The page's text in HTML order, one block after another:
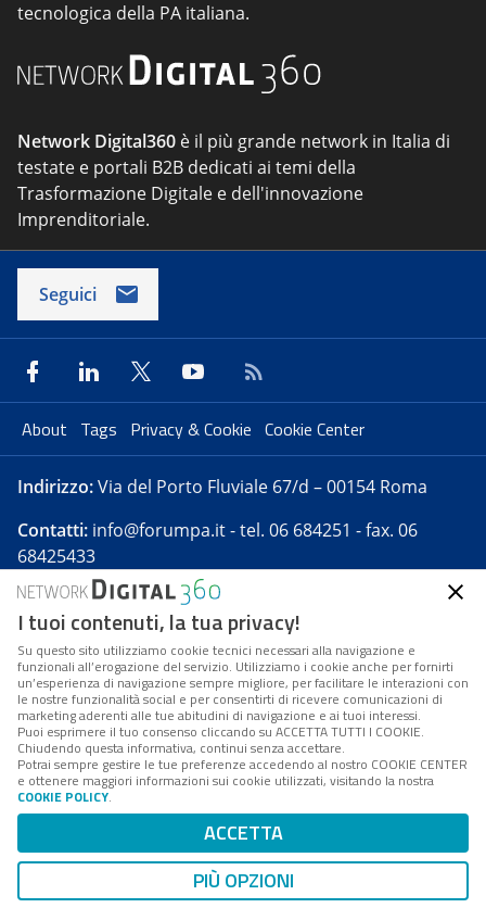
tecnologica della PA italiana.
Network Digital360 è il più grande network in Italia di
testate e portali B2B dedicati ai temi della
Trasformazione Digitale e dell'innovazione
Imprenditoriale.
Seguici
About Tags Privacy & Cookie Cookie Center
Indirizzo:Via del Porto Fluviale 67/d – 00154 Roma
Contatti: info@forumpa.it- tel. 06 684251 - fax. 06
68425433
Forumpa.itè una pubblicazione telematica iscritta
presso Registro della stampa del Tribunale di Roma -
Reg. n. 182 del 2 maggio 2008 - Direttore resp. Michela
Stentella
FPA s.r.l. è società soggetta a Direzione e
Coordinamento da parte di Digital360 S.p.A. - FPA s.r.l.
è un'azienda certificata per il sistema di management
Codice Fiscale/Partita IVA n. 10693191008 - R.E.A. Roma
n. 1249791. ISP AWS
Mappa del sito
I tuoi contenuti, la tua privacy!
Su questo sito utilizziamo cookie tecnici necessari alla navigazione e
funzionali all’erogazione del servizio. Utilizziamo i cookie anche per fornirti
un’esperienza di navigazione sempre migliore, per facilitare le interazioni con
le nostre funzionalità social e per consentirti di ricevere comunicazioni di
marketing aderenti alle tue abitudini di navigazione e ai tuoi interessi.
Puoi esprimere il tuo consenso cliccando su ACCETTA TUTTI I COOKIE.
Chiudendo questa informativa, continui senza accettare.
Potrai sempre gestire le tue preferenze accedendo al nostro COOKIE CENTER
e ottenere maggiori informazioni sui cookie utilizzati, visitando la nostra
COOKIE POLICY.
ACCETTA
PIÙ OPZIONI